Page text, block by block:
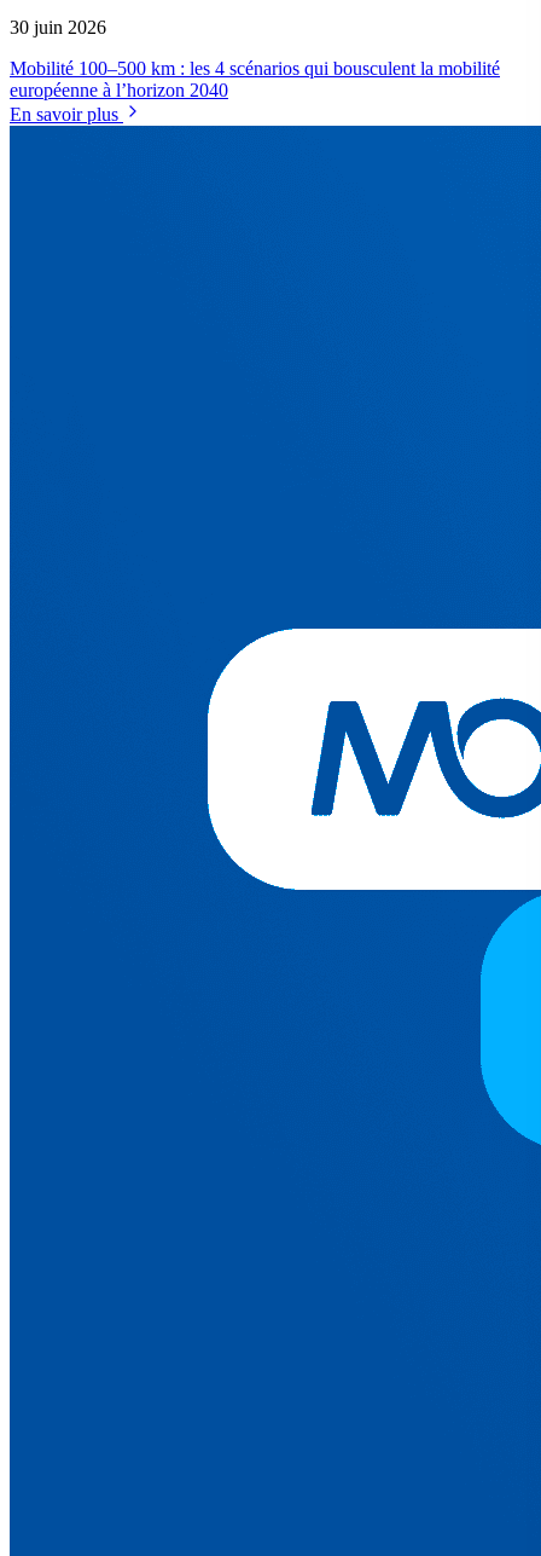
30 juin 2026
Mobilité 100–500 km : les 4 scénarios qui bousculent la mobilité
européenne à l’horizon 2040
En savoir plus